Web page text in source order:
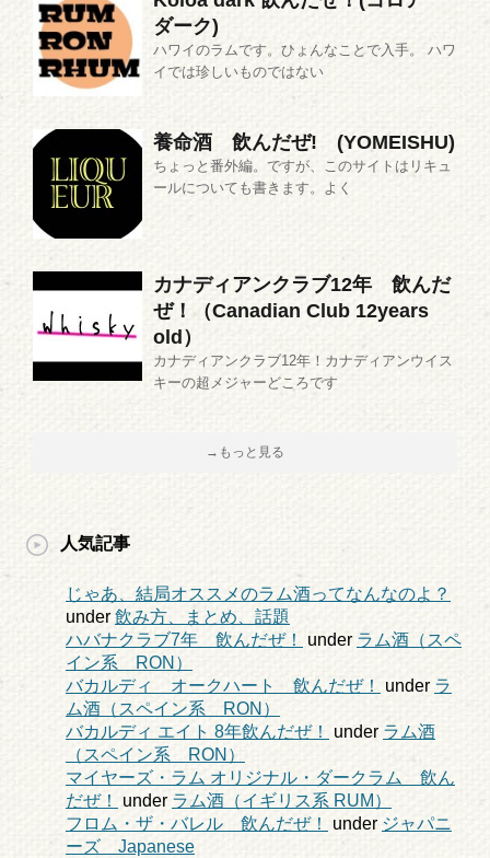
ダーク)
ハワイのラムです。ひょんなことで入手。 ハワ
イでは珍しいものではない
養命酒 飲んだぜ! (YOMEISHU)
ちょっと番外編。ですが、このサイトはリキュ
ールについても書きます。よく
カナディアンクラブ12年 飲んだ
ぜ！（Canadian Club 12years
old）
カナディアンクラブ12年！カナディアンウイス
キーの超メジャーどころです
→もっと見る
人気記事
じゃあ、結局オススメのラム酒ってなんなのよ？
under 飲み方、まとめ、話題
ハバナクラブ7年 飲んだぜ！
under ラム酒（スペ
イン系 RON）
バカルディ オークハート 飲んだぜ！
under ラ
ム酒（スペイン系 RON）
バカルディ エイト 8年飲んだぜ！
under ラム酒
（スペイン系 RON）
マイヤーズ・ラム オリジナル・ダークラム 飲ん
だぜ！
under ラム酒（イギリス系 RUM）
フロム・ザ・バレル 飲んだぜ！
under ジャパニ
ーズ Japanese